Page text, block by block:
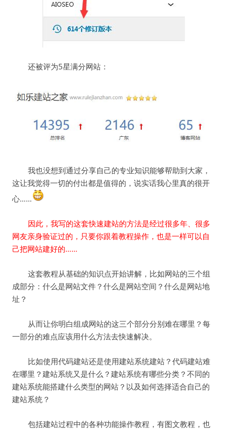
还被评为5星满分网站：
我也没想到通过分享自己的专业知识能够帮助到大家，
这让我觉得一切的付出都是值得的，说实话我心里真的很开
心……
因此，我写的这套快速建站的方法是经过很多年、很多
网友亲身验证过的，只要你跟着教程操作，也是一样可以自
己把网站建好的……
这套教程从基础的知识点开始讲解，比如网站的三个组
成部分：什么是网站文件？什么是网站空间？什么是网站地
址？
从而让你明白组成网站的这三个部分分别难在哪里？每
一部分的难点应该用什么方法去快速解决。
比如使用代码建站还是使用建站系统建站？代码建站难
在哪里？建站系统又是什么？建站系统有哪些分类？不同的
建站系统能搭建什么类型的网站？以及如何选择适合自己的
建站系统？
包括建站过程中的各种功能操作教程，有图文教程，也